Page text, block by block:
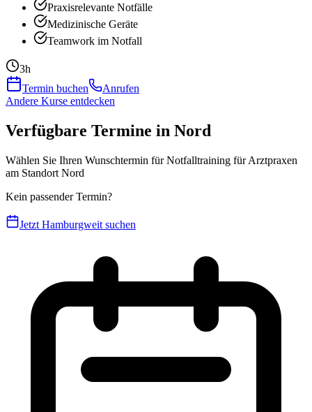
Praxisrelevante Notfälle
Medizinische Geräte
Teamwork im Notfall
3h
Termin buchen
Anrufen
Andere Kurse entdecken
Verfügbare Termine in Nord
Wählen Sie Ihren Wunschtermin für Notfalltraining für Arztpraxen
am Standort Nord
Kein passender Termin?
Jetzt Hamburgweit suchen